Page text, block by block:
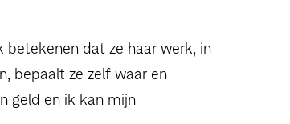
betekenen dat ze haar werk, in
bepaalt ze zelf waar en
geld en ik kan mijn